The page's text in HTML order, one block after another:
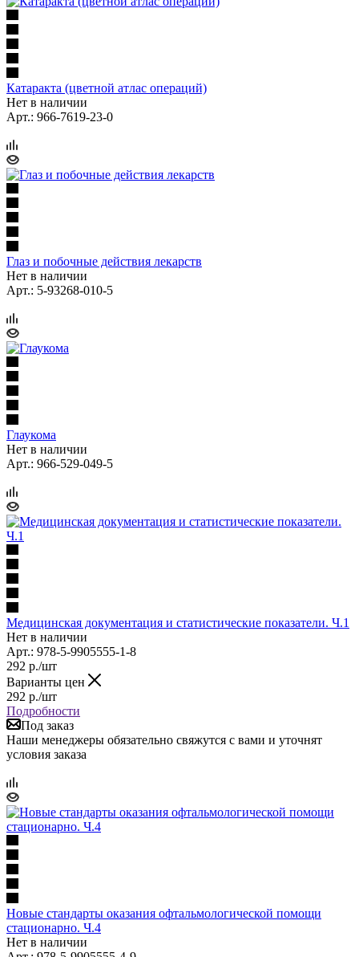
Катаракта (цветной атлас операций)
Нет в наличии
Арт.: 966-7619-23-0
Глаз и побочные действия лекарств
Нет в наличии
Арт.: 5-93268-010-5
Глаукома
Нет в наличии
Арт.: 966-529-049-5
Медицинская документация и статистические показатели. Ч.1
Нет в наличии
Арт.: 978-5-9905555-1-8
292 р./шт
Варианты цен
292 р./шт
Подробности
Под заказ
Наши менеджеры обязательно свяжутся с вами и уточнят
условия заказа
Новые стандарты оказания офтальмологической помощи
стационарно. Ч.4
Нет в наличии